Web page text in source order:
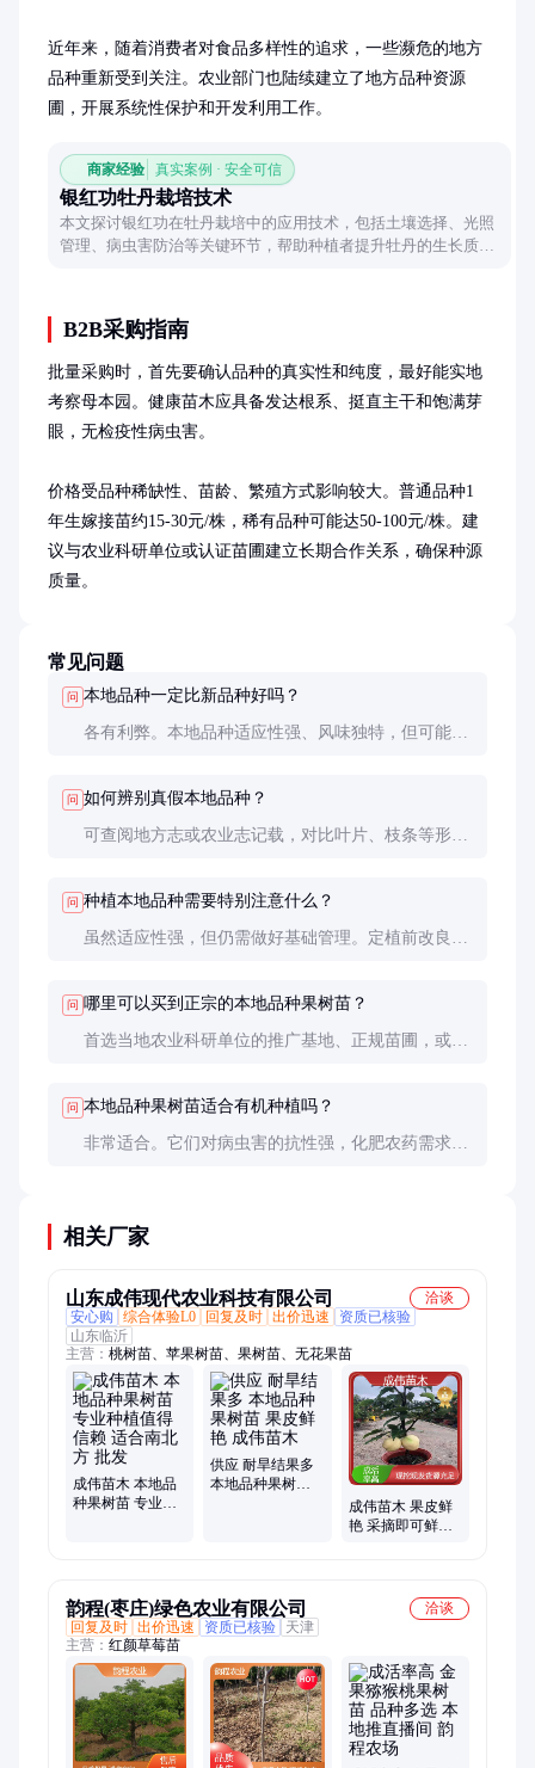
近年来，随着消费者对食品多样性的追求，一些濒危的地方
品种重新受到关注。农业部门也陆续建立了地方品种资源
圃，开展系统性保护和开发利用工作。
商家经验 真实案例 · 安全可信
银红功牡丹栽培技术
本文探讨银红功在牡丹栽培中的应用技术，包括土壤选择、光照
管理、病虫害防治等关键环节，帮助种植者提升牡丹的生长质量
B2B采购指南
批量采购时，首先要确认品种的真实性和纯度，最好能实地
考察母本园。健康苗木应具备发达根系、挺直主干和饱满芽
眼，无检疫性病虫害。
价格受品种稀缺性、苗龄、繁殖方式影响较大。普通品种1
年生嫁接苗约15-30元/株，稀有品种可能达50-100元/株。建
议与农业科研单位或认证苗圃建立长期合作关系，确保种源
质量。
常见问题
问 本地品种一定比新品种好吗？
各有利弊。本地品种适应性强、风味独特，但可能产
衡。
问 如何辨别真假本地品种？
可查阅地方志或农业志记载，对比叶片、枝条等形态
买。
问 种植本地品种需要特别注意什么？
虽然适应性强，但仍需做好基础管理。定植前改良土
问 哪里可以买到正宗的本地品种果树苗？
首选当地农业科研单位的推广基地、正规苗圃，或政
问 本地品种果树苗适合有机种植吗？
非常适合。它们对病虫害的抗性强，化肥农药需求
相关厂家
山东成伟现代农业科技有限公司
洽谈
安心购
综合体验L0 回复及时 出价迅速
资质已核验
山东临沂
主营： 桃树苗、苹果树苗、果树苗、无花果苗
成伟苗木 本地品
种果树苗 专业种
供应 耐旱结果多
本地品种果树苗
成伟苗木 果皮鲜
艳 采摘即可鲜食
韵程(枣庄)绿色农业有限公司
洽谈
回复及时 出价迅速 资质已核验
天津
主营： 红颜草莓苗